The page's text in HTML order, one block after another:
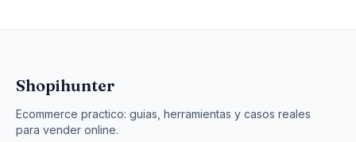
Shopihunter
Ecommerce practico: guias, herramientas y casos reales
para vender online.